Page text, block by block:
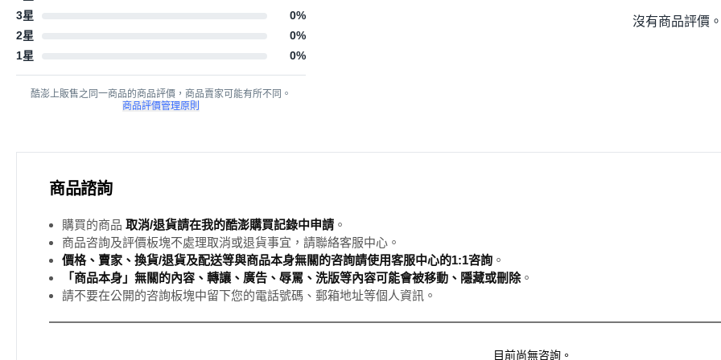
3星
0%
2星
0%
1星
0%
酷澎上販售之同一商品的商品評價，商品賣家可能有所不同。
商品評價管理原則
沒有商品評價
商品諮詢
購買的商品 取消/退貨請在我的酷澎購買記錄中申請 。
商品咨詢及評價板塊不處理取消或退貨事宜，請聯絡客服中心。
價格、賣家、換貨/退貨及配送等與商品本身無關的咨詢請使用客服中心的1:1咨詢 。
「商品本身」無關的內容、轉讓、廣告、辱罵、洗版等內容可能會被移動、隱藏或刪除。
請不要在公開的咨詢板塊中留下您的電話號碼、郵箱地址等個人資訊。
目前尚無咨詢。